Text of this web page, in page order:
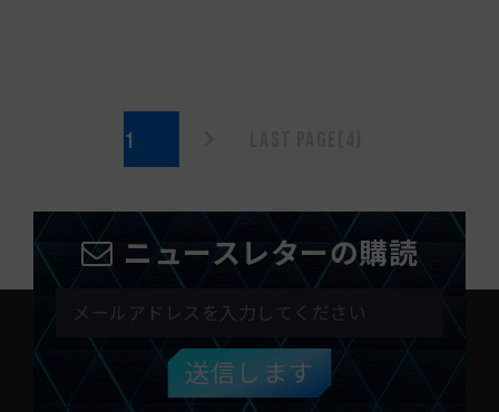
ニュースレターの購読
送信します